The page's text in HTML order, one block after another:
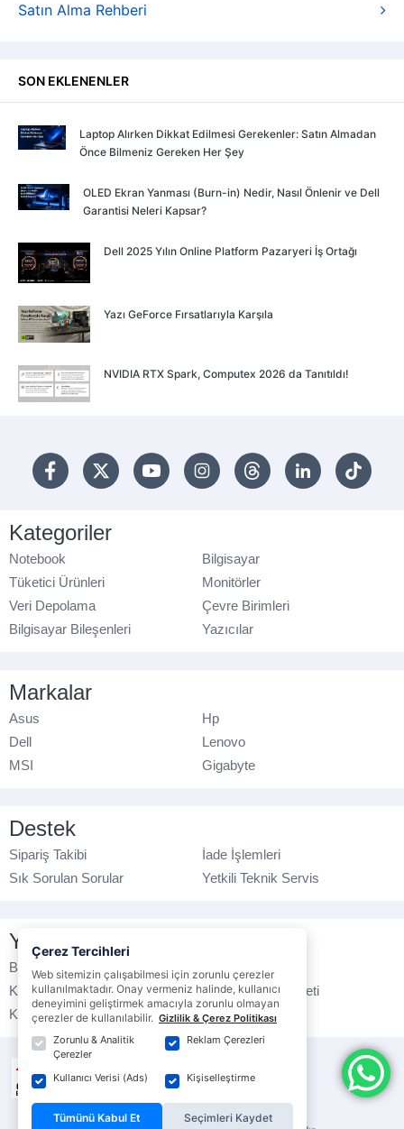
Satın Alma Rehberi
SON EKLENENLER
Laptop Alırken Dikkat Edilmesi Gerekenler: Satın Almadan
Önce Bilmeniz Gereken Her Şey
OLED Ekran Yanması (Burn-in) Nedir, Nasıl Önlenir ve Dell
Garantisi Neleri Kapsar?
Dell 2025 Yılın Online Platform Pazaryeri İş Ortağı
Yazı GeForce Fırsatlarıyla Karşıla
NVIDIA RTX Spark, Computex 2026 da Tanıtıldı!
Kategoriler
Notebook
Bilgisayar
Tüketici Ürünleri
Monitörler
Veri Depolama
Çevre Birimleri
Bilgisayar Bileşenleri
Yazıcılar
Markalar
Asus
Hp
Dell
Lenovo
MSI
Gigabyte
Destek
Sipariş Takibi
İade İşlemleri
Sık Sorulan Sorular
Yetkili Teknik Servis
Yasal Bilgilendirme
Banka Hesap No
Çerez Politikası
Kullanım Koşulları
Ticari Elektronik İleti
K.V.K.K. Politikası
Veri Gizliliği
Çerez Tercihleri
Web sitemizin çalışabilmesi için zorunlu çerezler
kullanılmaktadır. Onay vermeniz halinde, kullanıcı
deneyimini geliştirmek amacıyla zorunlu olmayan
çerezler de kullanılabilir. Gizlilik & Çerez Politikası
Zorunlu & Analitik
Çerezler
Reklam Çerezleri
Kullanıcı Verisi (Ads) Kişiselleştirme
Tümünü Kabul Et Seçimleri Kaydet